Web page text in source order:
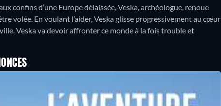
confins d’une Europe délaissée, Veska, archéologue, renoue
volée. En voulant l’aider, Veska glisse progressivement au cœur
Veska va devoir affronter ce monde à la fois trouble et